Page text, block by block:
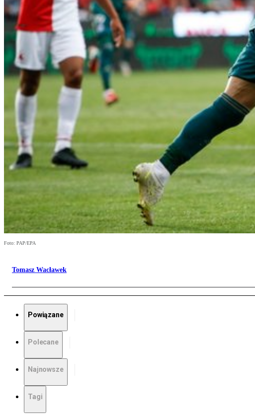
Foto: PAP/EPA
Tomasz Wacławek
Powiązane
Polecane
Najnowsze
Tagi